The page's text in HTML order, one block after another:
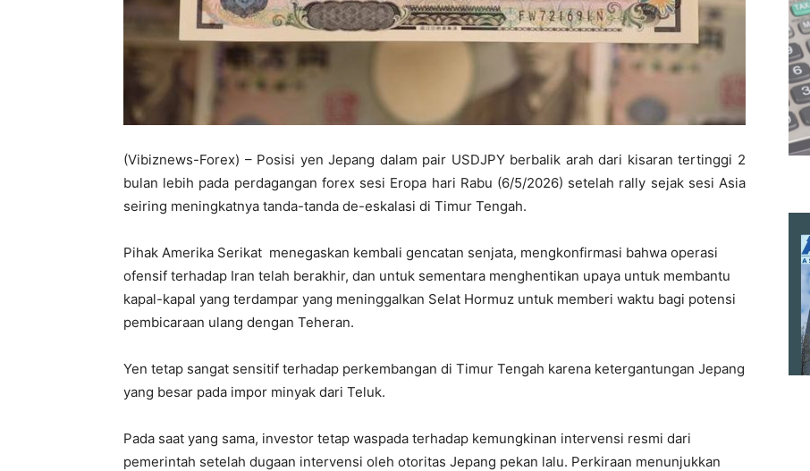
(Vibiznews-Forex) – Posisi yen Jepang dalam pair USDJPY berbalik arah dari kisaran tertinggi 2
bulan lebih pada perdagangan forex sesi Eropa hari Rabu (6/5/2026) setelah rally sejak sesi Asia
seiring meningkatnya tanda-tanda de-eskalasi di Timur Tengah.
Pihak Amerika Serikat menegaskan kembali gencatan senjata, mengkonfirmasi bahwa operasi
ofensif terhadap Iran telah berakhir, dan untuk sementara menghentikan upaya untuk membantu
kapal-kapal yang terdampar yang meninggalkan Selat Hormuz untuk memberi waktu bagi potensi
pembicaraan ulang dengan Teheran.
Yen tetap sangat sensitif terhadap perkembangan di Timur Tengah karena ketergantungan Jepang
yang besar pada impor minyak dari Teluk.
Pada saat yang sama, investor tetap waspada terhadap kemungkinan intervensi resmi dari
pemerintah setelah dugaan intervensi oleh otoritas Jepang pekan lalu. Perkiraan menunjukkan